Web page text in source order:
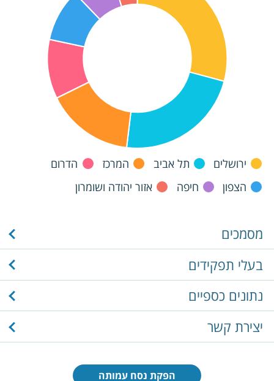
ירושלים תל אביב המרכז
הדרום
הצפון
חיפה אזור יהודה ושומרון
מסמכים
בעלי תפקידים
נתונים כספיים
יצירת קשר
הפקת נסח עמותה